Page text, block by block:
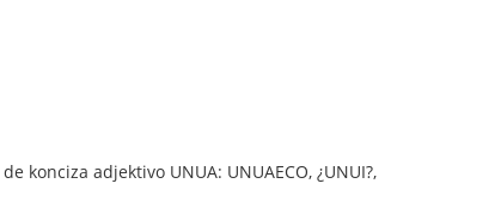
adjektivo UNUA: UNUAECO, ¿UNUI?,